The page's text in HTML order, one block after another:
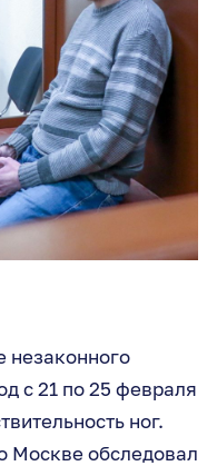
незаконного
с 21 по 25 февраля
ног.
Москве обследовал